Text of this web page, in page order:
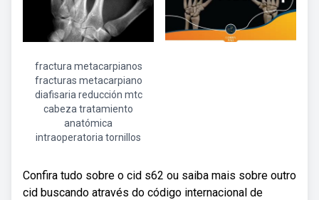
fractura metacarpianos
fracturas metacarpiano
diafisaria reducción mtc
cabeza tratamiento
anatómica
intraoperatoria tornillos
Confira tudo sobre o cid s62 ou saiba mais sobre outro
cid buscando através do código internacional de